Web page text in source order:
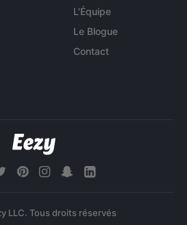
L'Équipe
Le Blogue
Contact
LLC. Tous droits réservés